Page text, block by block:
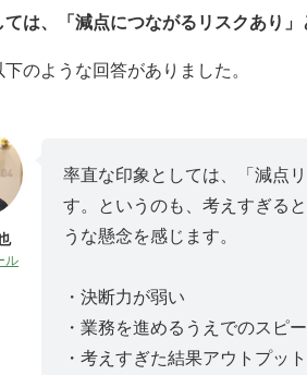
ては、「減点につながるリスクあり
のような回答がありました。
ル
率直な印象としては、「減点
す。というのも、考えすぎる
うな懸念を感じます。
・決断力が弱い
・業務を進めるうえでのスピ
・考えすぎた結果アウトプッ